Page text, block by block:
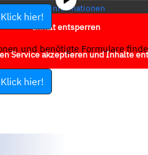
Mehr Informationen
Inhalt entsperren
Service akzeptieren und Inhalte
Klick hier!
und benötigte Formulare
Klick hier!